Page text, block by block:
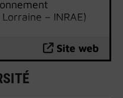
– INRAE)
Site web